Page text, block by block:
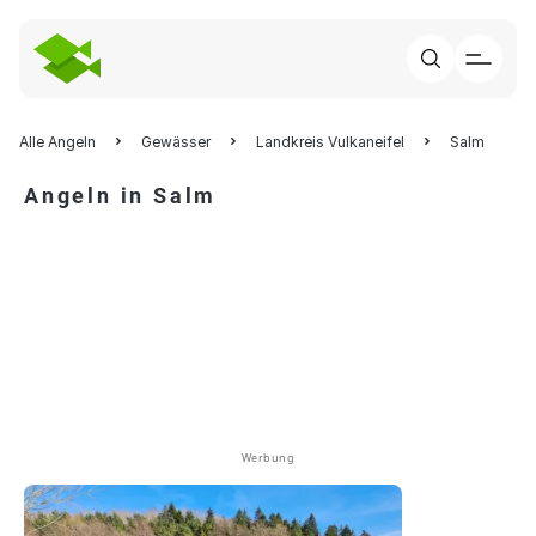
Alle Angeln Gewässer Landkreis Vulkaneifel Salm
Angeln in Salm
Werbung